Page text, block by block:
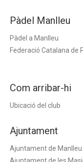
Pàdel Manlleu
Pàdel a Manlleu
Federació Catalana de
Com arribar-hi
Ubicació del club
Ajuntament
Ajuntament de Manlleu